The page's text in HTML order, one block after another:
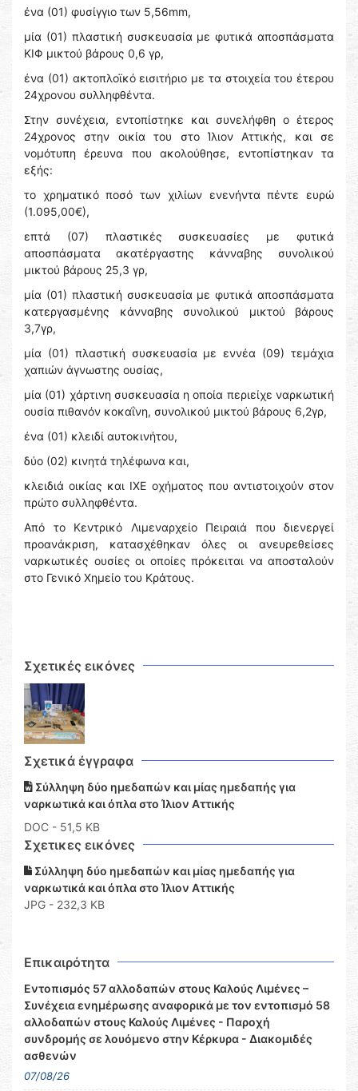
ένα (01) φυσίγγιο των 5,56mm,
μία (01) πλαστική συσκευασία με φυτικά αποσπάσματα
ΚΙΦ μικτού βάρους 0,6 γρ,
ένα (01) ακτοπλοϊκό εισιτήριο με τα στοιχεία του έτερου
24χρονου συλληφθέντα.
Στην συνέχεια, εντοπίστηκε και συνελήφθη ο έτερος
24χρονος στην οικία του στο Ίλιον Αττικής, και σε
νομότυπη έρευνα που ακολούθησε, εντοπίστηκαν τα
εξής:
το χρηματικό ποσό των χιλίων ενενήντα πέντε ευρώ
(1.095,00€),
επτά (07) πλαστικές συσκευασίες με φυτικά
αποσπάσματα ακατέργαστης κάνναβης συνολικού
μικτού βάρους 25,3 γρ,
μία (01) πλαστική συσκευασία με φυτικά αποσπάσματα
κατεργασμένης κάνναβης συνολικού μικτού βάρους
3,7γρ,
μία (01) πλαστική συσκευασία με εννέα (09) τεμάχια
χαπιών άγνωστης ουσίας,
μία (01) χάρτινη συσκευασία η οποία περιείχε ναρκωτική
ουσία πιθανόν κοκαΐνη, συνολικού μικτού βάρους 6,2γρ,
ένα (01) κλειδί αυτοκινήτου,
δύο (02) κινητά τηλέφωνα και,
κλειδιά οικίας και ΙΧΕ οχήματος που αντιστοιχούν στον
πρώτο συλληφθέντα.
Από το Κεντρικό Λιμεναρχείο Πειραιά που διενεργεί
προανάκριση, κατασχέθηκαν όλες οι ανευρεθείσες
ναρκωτικές ουσίες οι οποίες πρόκειται να αποσταλούν
στο Γενικό Χημείο του Κράτους.
Σχετικές εικόνες
Σχετικά έγγραφα
Σύλληψη δύο ημεδαπών και μίας ημεδαπής για
ναρκωτικά και όπλα στο Ίλιον Αττικής
DOC - 51,5 KB
Σχετικες εικόνες
Σύλληψη δύο ημεδαπών και μίας ημεδαπής για
ναρκωτικά και όπλα στο Ίλιον Αττικής
JPG - 232,3 KB
Επικαιρότητα
Εντοπισμός 57 αλλοδαπών στους Καλούς Λιμένες –
Συνέχεια ενημέρωσης αναφορικά με τον εντοπισμό 58
αλλοδαπών στους Καλούς Λιμένες - Παροχή
συνδρομής σε λουόμενο στην Κέρκυρα - Διακομιδές
ασθενών
07/08/26